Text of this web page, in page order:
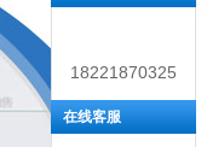
18221870325
在线客服